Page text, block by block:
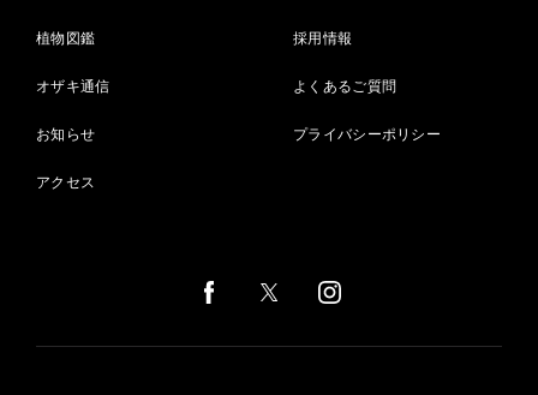
植物図鑑
オザキ通信
お知らせ
アクセス
採用情報
よくあるご質問
プライバシーポリシー